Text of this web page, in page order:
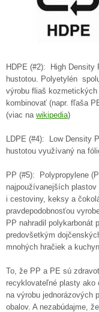
HDPE (#2): High Density
hustotou. Polyetylén
výrobu fliaš
kombinovať (napr. fľaša
(viac na wikipedia)
LDPE (#4): Low Density
hustotou využívaný na
PP (#5): Polypropylene
najpoužívanejších
i cestoviny, keksy a
pravdepodobnosťou
PP nahradil polykarbonát
predovšetkým
mnohých hračiek a
To, že PP a PE sú
recyklovateľné plasty ako
na výrobu jednorázových
obalov. A nezabúdajme,